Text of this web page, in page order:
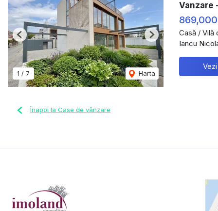
1 / 7 Harta
Previous Next
Vanzare
Casă / Vilă
Iancu
Înapoi la Case de vânzare